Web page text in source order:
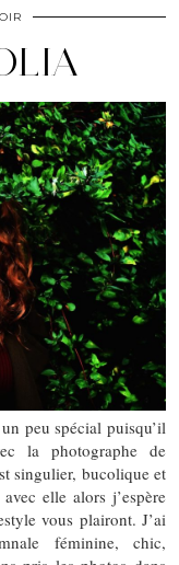
peu spécial puisqu’il
la photographe de
singulier, bucolique et
elle alors j’espère
vous plairont. J’ai
féminine, chic,